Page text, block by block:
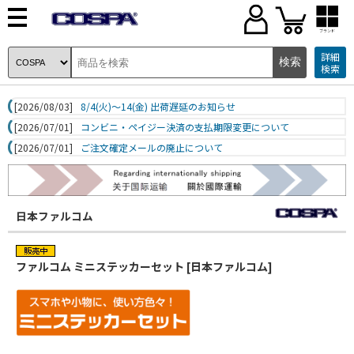
ブランド
詳細
検索
[2026/08/03]
8/4(火)～14(金) 出荷遅延のお知らせ
[2026/07/01]
コンビニ・ペイジー決済の支払期限変更について
[2026/07/01]
ご注文確定メールの廃止について
日本ファルコム
ファルコム ミニステッカーセット [日本ファルコム]